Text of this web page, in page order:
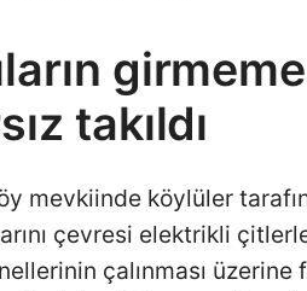
takıldı
mevkiinde köylüler
çevresi elektrikli
çalınması üzerine